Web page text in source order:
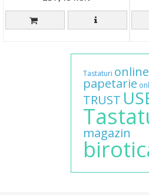
Tastaturi online
papetarie
TRUST
magazin